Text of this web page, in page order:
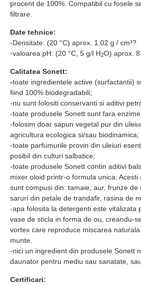
procent de 100%. Compatibil cu fosele
filtrare.
Date tehnice:
-Densitate: (20 °C) aprox. 1.02 g / cm³?
-valoarea pH: (20 °C, 5 g/l H2O) aprox.
Calitatea Sonett:
-toate ingredientele active (surfactantii)
fiind 100% biodegradabili;
-nu sunt folositi conservanti si aditivi
-toate produsele Sonett sunt fara
-folosim doar sapun vegetal pur din
agricultura ecologica si/sau biodinamica;
-toate parfumurile provin din uleiuri
posibil din culturi salbatice;
-toate produsele Sonett contin aditivi
mixer oloid printr-o formula unica. Acesti
sunt compusi din: tamaie, aur, frunze de
saruri din petale de trandafir, rasina de
-apa folosita la detergenti este vitalizata
vase de sticla in forma de ou, creandu-
vortex care reproduce miscarea
munte.
-nici un ingredient din produsele Sonett
daunator pentru mediu sau sanatate,
Certificari: